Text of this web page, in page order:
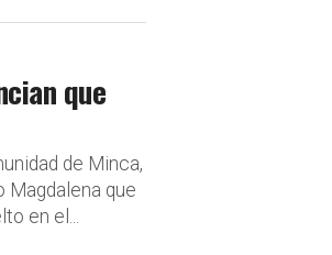
que
de Minca,
Magdalena que
en el...